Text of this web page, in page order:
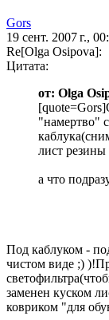
Gors
19 сент. 2007 г.,
Re[Olga Osipova]:
Цитата:
от: Olga
"намертво"
лист
а что
Под каблуком -
чистом виде ;)
заменен куском
ковриком "для